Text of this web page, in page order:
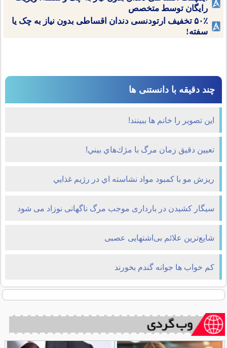
رایگان توسط متخصص
۵۰٪ تخفیف ارتودنسی دندان اقساطی بدون نیاز به چک یا
سفته!
چند دقیقه با دانستنی ها
این تصویر را خانم ها ببینند!
تعيين دقيق زمان مرگ با مژك‌هاي بيني!
ريزش مو با کمبود مواد نشاسته اي در رژيم غذايي
سیگار کشیدن در بارداری موجب مرگ ناگهانی نوزاد می شود
شایع‌ترین علائم بی‌اشتهایی عصبی
كم خواب ها جوانه گندم بخورند